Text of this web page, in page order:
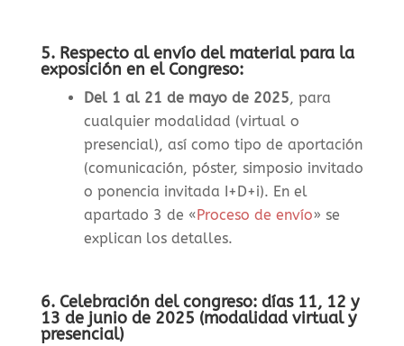
5. Respecto al envío del material para la
exposición en el Congreso:
Del 1 al 21 de mayo de 2025, para
cualquier modalidad (virtual o
presencial), así como tipo de aportación
(comunicación, póster, simposio invitado
o ponencia invitada I+D+i). En el
apartado 3 de «Proceso de envío» se
explican los detalles.
6. Celebración del congreso: días 11, 12 y
13 de junio de 2025 (modalidad virtual y
presencial)